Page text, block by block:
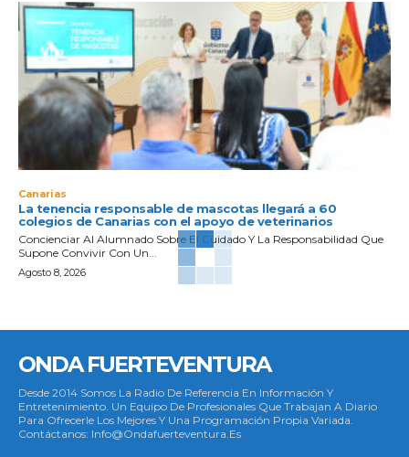
Canarias
La tenencia responsable de mascotas llegará a 60
colegios de Canarias con el apoyo de veterinarios
Concienciar Al Alumnado Sobre El Cuidado Y La Responsabilidad Que
Supone Convivir Con Un...
Agosto 8, 2026
ONDA FUERTEVENTURA
Desde 2014 Somos La Radio De Referencia En Información Y
Entretenimiento. Un Equipo De Profesionales Que Trabajan A Diario
Para Ofrecerle Los Mejores Y Una Programación Propia Variada.
Contáctanos: Info@ondafuerteventura.es